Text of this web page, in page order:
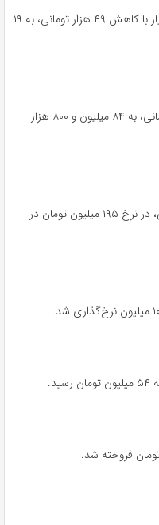
قیمت طلا افزایش یافت. هر گرم طلا ۱۸ عیار با کاهش ۴۹ هزار تومانی، به ۱۹
هر مثقال طلا ۱۸ عیار با کاهش ۲۱۴ هزار تومانی، به ۸۴ میلیون و ۸۰۰ هزار
سکه امامی امروز با کاهش ۶۲۹ هزار تومانی، در نرخ ۱۹۵ میلیون تومان در